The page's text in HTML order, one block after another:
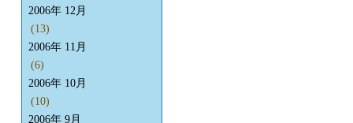
2006年 12月
(13)
2006年 11月
(6)
2006年 10月
(10)
2006年 9月